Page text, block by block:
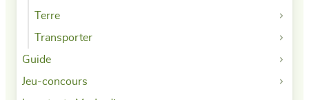
Terre
Transporter
Guide
Jeu-concours